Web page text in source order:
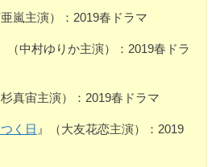
嵐主演）：2019春ドラマ
（中村ゆりか主演）：2019春ドラ
真宙主演）：2019春ドラマ
く日 』（大友花恋主演）：2019